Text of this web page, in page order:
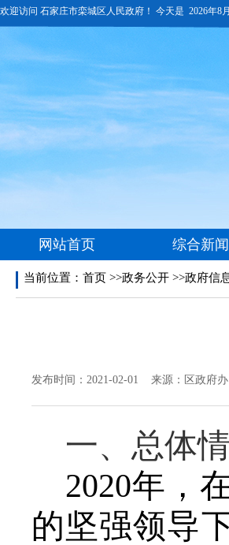
当前位置： 首页 >>政务公开 >>政府信
发布时间：2021-02-01 来源：区政府办
一、总体
2020年，
的坚强领导